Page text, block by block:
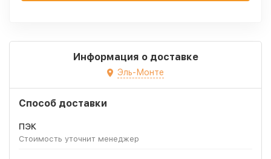
Информация о доставке
Эль-Монте
Способ доставки
ПЭК
Стоимость уточнит менеджер